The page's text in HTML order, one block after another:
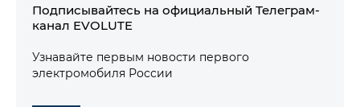
Подписывайтесь на официальный Телеграм-
канал EVOLUTE
Узнавайте первым новости первого
электромобиля России